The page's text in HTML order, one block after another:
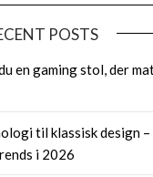
POSTS
en gaming stol, der
til klassisk design –
i 2026